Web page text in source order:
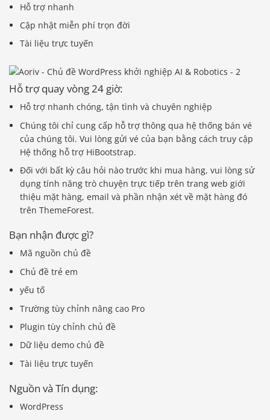
Hỗ trợ nhanh
Cập nhật miễn phí trọn đời
Tài liệu trực tuyến
Hỗ trợ quay vòng 24 giờ:
Hỗ trợ nhanh chóng, tận tình và chuyên nghiệp
Chúng tôi chỉ cung cấp hỗ trợ thông qua hệ thống bán vé
của chúng tôi. Vui lòng gửi vé của bạn bằng cách truy cập
Hệ thống hỗ trợ HiBootstrap.
Đối với bất kỳ câu hỏi nào trước khi mua hàng, vui lòng sử
dụng tính năng trò chuyện trực tiếp trên trang web giới
thiệu mặt hàng, email và phần nhận xét về mặt hàng đó
trên ThemeForest.
Bạn nhận được gì?
Mã nguồn chủ đề
Chủ đề trẻ em
yếu tố
Trường tùy chỉnh nâng cao Pro
Plugin tùy chỉnh chủ đề
Dữ liệu demo chủ đề
Tài liệu trực tuyến
Nguồn và Tín dụng:
WordPress